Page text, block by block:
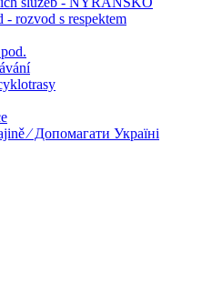
- rozvod s respektem
⁄ Допомагати Україні